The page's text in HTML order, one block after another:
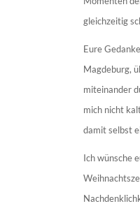
gleichzeitig
Eure
Magdeburg,
miteinander
mich nicht
damit selbst
Ich wünsche